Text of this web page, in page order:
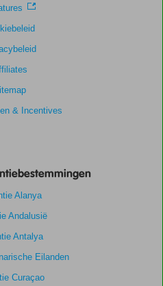
& Incentives
Alanya
Andalusië
Antalya
Eilanden
Curaçao